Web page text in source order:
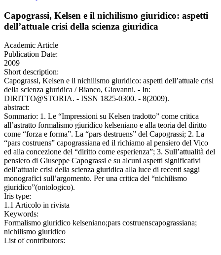
Capograssi, Kelsen e il nichilismo giuridico: aspetti
dell’attuale crisi della scienza giuridica
Academic Article
Publication Date:
2009
Short description:
Capograssi, Kelsen e il nichilismo giuridico: aspetti dell’attuale crisi
della scienza giuridica / Bianco, Giovanni. - In:
DIRITTO@STORIA. - ISSN 1825-0300. - 8(2009).
abstract:
Sommario: 1. Le “Impressioni su Kelsen tradotto” come critica
all’astratto formalismo giuridico kelseniano e alla teoria del diritto
come “forza e forma”. La “pars destruens” del Capograssi; 2. La
“pars costruens” capograssiana ed il richiamo al pensiero del Vico
ed alla concezione del “diritto come esperienza”; 3. Sull’attualità del
pensiero di Giuseppe Capograssi e su alcuni aspetti significativi
dell’attuale crisi della scienza giuridica alla luce di recenti saggi
monografici sull’argomento. Per una critica del “nichilismo
giuridico”(ontologico).
Iris type:
1.1 Articolo in rivista
Keywords:
Formalismo giuridico kelseniano;pars costruenscapograssiana;
nichilismo giuridico
List of contributors: